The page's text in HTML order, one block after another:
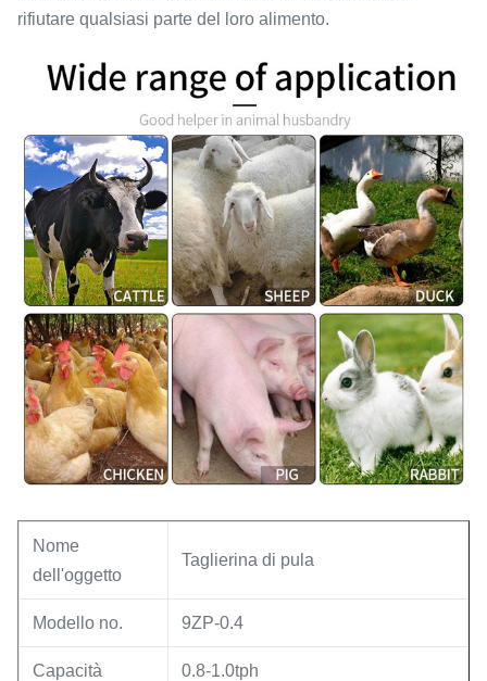
rifiutare qualsiasi parte del loro alimento.
Nome
dell'oggetto
Taglierina di pula
Modello no. 9ZP-0.4
Capacità 0.8-1.0tph